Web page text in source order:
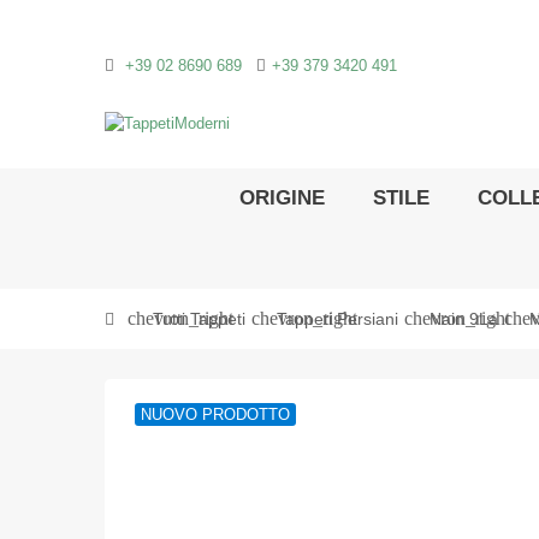
+39 02 8690 689 +39 379 3420 491
ORIGINE STILE
chevron_right
Tutti Tappeti chevron_right
Tappeti Persiani chevron_right
Nain 9La
NUOVO PRODOTTO